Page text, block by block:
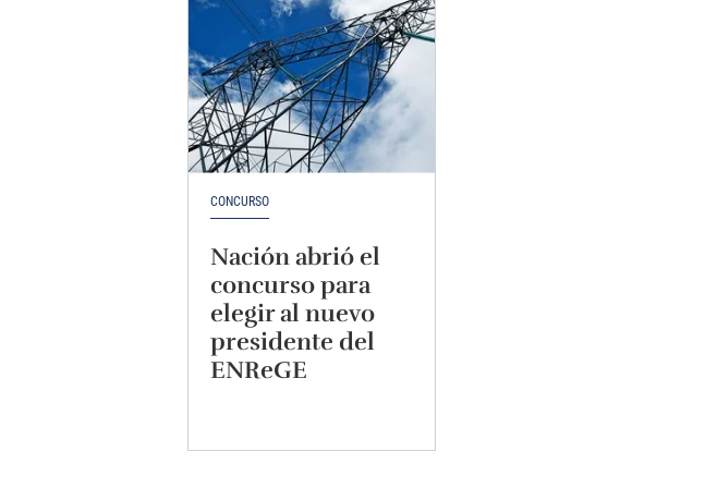
CONCURSO
Nación abrió el
concurso para
elegir al nuevo
presidente del
ENReGE